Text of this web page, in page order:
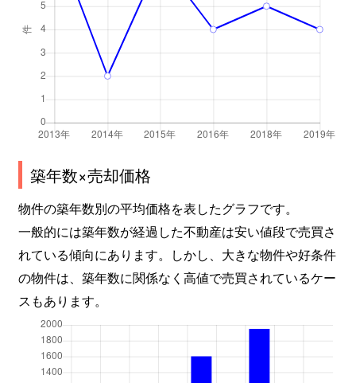
築年数×売却価格
物件の築年数別の平均価格を表したグラフです。
一般的には築年数が経過した不動産は安い値段で売買さ
れている傾向にあります。しかし、大きな物件や好条件
の物件は、築年数に関係なく高値で売買されているケー
スもあります。